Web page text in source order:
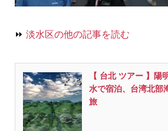
⏩ 淡水区の他の記事を読む
【 台北 ツアー 】陽
水で宿泊、台湾北部
旅